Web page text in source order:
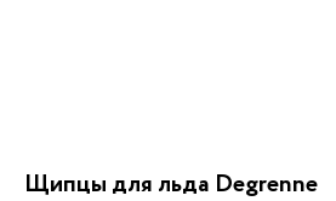
Щипцы для льда Degrenne